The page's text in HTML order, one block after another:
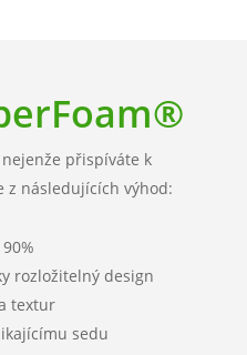
přispíváte k
z následujících výhod:
rozložitelný design
textur
sedu